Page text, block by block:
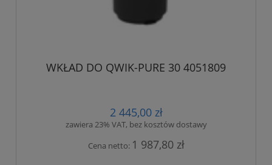
WKŁAD DO QWIK-PURE 30 4051809
2 445,00 zł
zawiera 23% VAT, bez kosztów dostawy
Cena netto: 1 987,80 zł